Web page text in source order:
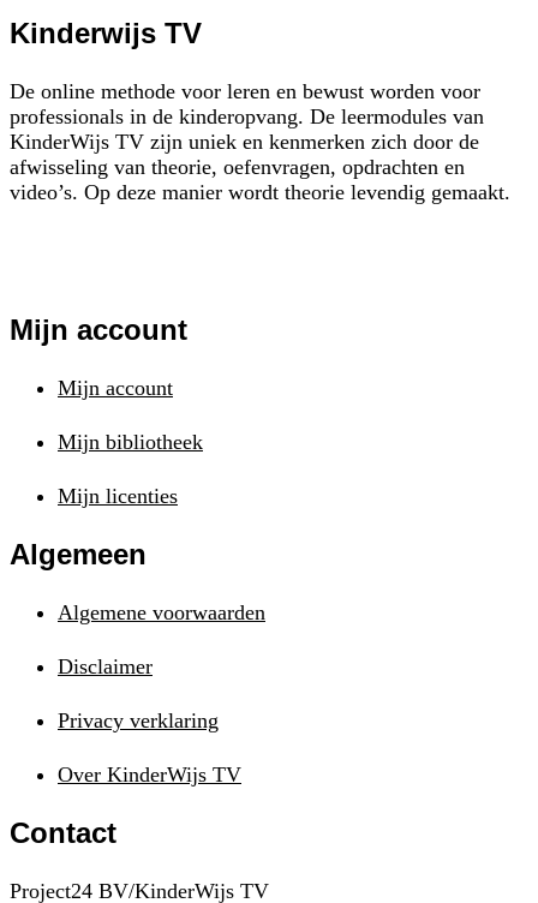
Kinderwijs TV
De online methode voor leren en bewust worden voor
professionals in de kinderopvang. De leermodules van
KinderWijs TV zijn uniek en kenmerken zich door de
afwisseling van theorie, oefenvragen, opdrachten en
video’s. Op deze manier wordt theorie levendig gemaakt.
Mijn account
Mijn account
Mijn bibliotheek
Mijn licenties
Algemeen
Algemene voorwaarden
Disclaimer
Privacy verklaring
Over KinderWijs TV
Contact
Project24 BV/KinderWijs TV